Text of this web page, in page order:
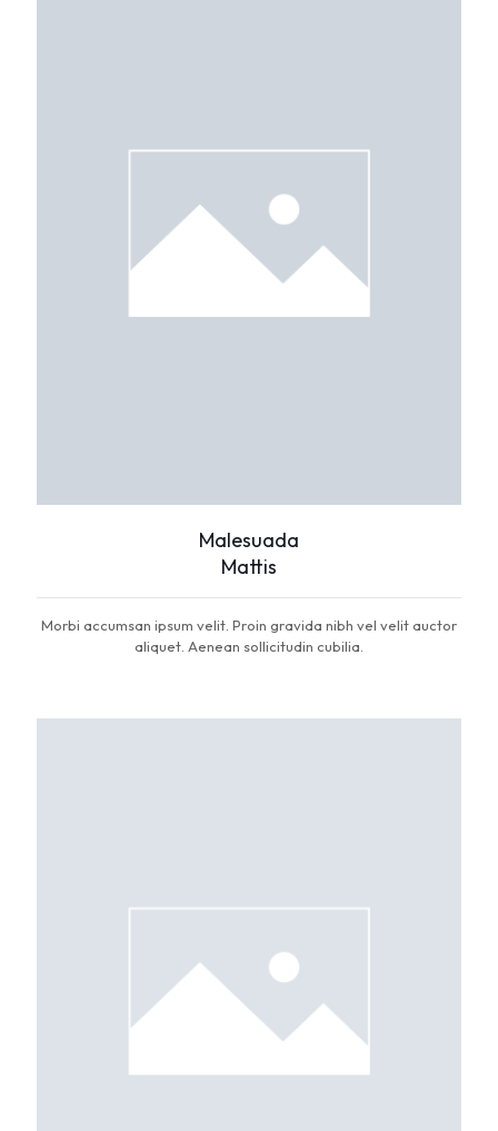
Malesuada
Mattis
Morbi accumsan ipsum velit. Proin gravida nibh vel velit auctor
aliquet. Aenean sollicitudin cubilia.